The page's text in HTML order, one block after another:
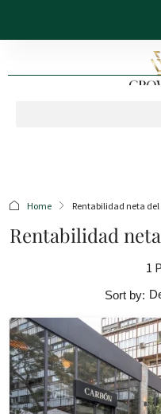
Home Rentabilidad neta
Rentabilidad
1
Sort by: